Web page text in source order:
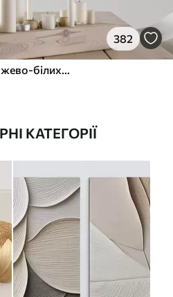
382
Букет великих пишних рожево-білих квітів півонії із зеленим листям на м’якому розмитому фоні
КАТЕГОРІЇ